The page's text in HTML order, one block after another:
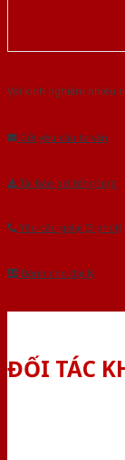
Với kinh nghiệm nhiêu
Âu.Chúng tôi tự tin là
Gửi yêu cầu tư vấn
Tải báo giá tổng hợp
Yêu cầu gọi lại (3 phút)
Dành cho đại lý
ĐỐI TÁC